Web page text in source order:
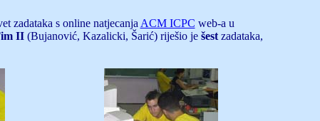
zadataka s online natjecanja ACM ICPC web-a u
II(Bujanović, Kazalicki, Šarić) riješio je šestzadataka,